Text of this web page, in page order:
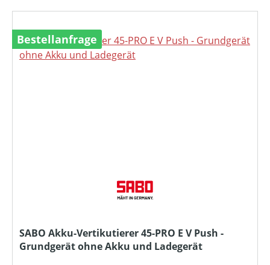
Bestellanfrage
SABO Akku-Vertikutierer 45-PRO E V Push -
Grundgerät ohne Akku und Ladegerät